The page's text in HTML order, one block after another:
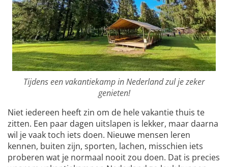
Tijdens een vakantiekamp in Nederland zul je zeker
genieten!
Niet iedereen heeft zin om de hele vakantie thuis te
zitten. Een paar dagen uitslapen is lekker, maar daarna
wil je vaak toch iets doen. Nieuwe mensen leren
kennen, buiten zijn, sporten, lachen, misschien iets
proberen wat je normaal nooit zou doen. Dat is precies